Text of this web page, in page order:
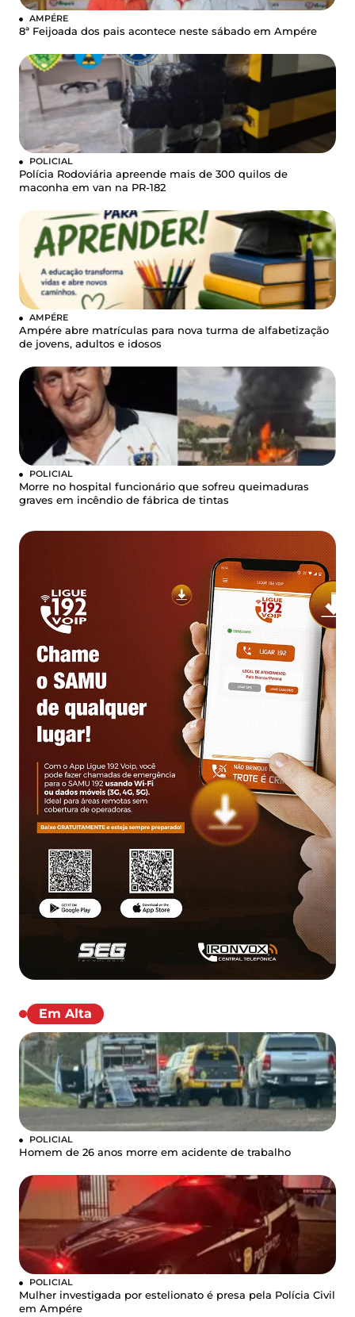
AMPÉRE
8ª Feijoada dos pais acontece neste sábado em Ampére
POLICIAL
Polícia Rodoviária apreende mais de 300 quilos de
maconha em van na PR-182
AMPÉRE
Ampére abre matrículas para nova turma de alfabetização
de jovens, adultos e idosos
POLICIAL
Morre no hospital funcionário que sofreu queimaduras
graves em incêndio de fábrica de tintas
Em Alta
POLICIAL
Homem de 26 anos morre em acidente de trabalho
POLICIAL
Mulher investigada por estelionato é presa pela Polícia Civil
em Ampére